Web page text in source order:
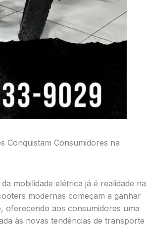
Conquistam Consumidores na
mobilidade elétrica já é realidade na
modernas começam a ganhar
oferecendo aos consumidores uma
às novas tendências de transporte